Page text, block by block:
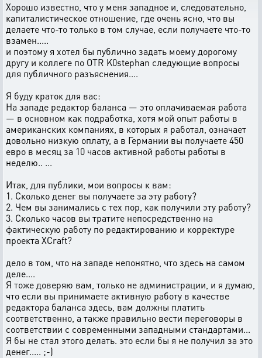
Хорошо известно, что у меня западное и, следовательно,
капиталистическое отношение, где очень ясно, что вы
делаете что-то только в том случае, если получаете что-то
взамен.....
и поэтому я хотел бы публично задать моему дорогому
другу и коллеге по OTR K0stephan следующие вопросы
для публичного разъяснения....
Я буду краток для вас:
На западе редактор баланса — это оплачиваемая работа
— в основном как подработка, хотя мой опыт работы в
американских компаниях, в которых я работал, означает
довольно низкую оплату, а в Германии вы получаете 450
евро в месяц за 10 часов активной работы работы в
неделю.. ...
Итак, для публики, мои вопросы к вам:
1. Сколько денег вы получаете за эту работу?
2. Чем вы занимались с тех пор, как получили эту работу?
3. Сколько часов вы тратите непосредственно на
фактическую работу по редактированию и корректуре
проекта XCraft?
дело в том, что на западе непонятно, что здесь на самом
деле....
Я тоже доверяю вам, только не администрации, и я думаю,
что если вы принимаете активную работу в качестве
редактора баланса здесь, вам должны платить
соответственно, а также правильно вести переговоры в
соответствии с современными западными стандартами...
Я бы не стал этого делать. это если бы я не получил за это
денег..... ;-)